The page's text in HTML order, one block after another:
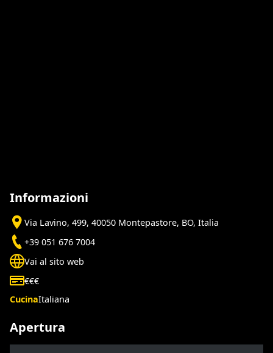
Informazioni
Via Lavino, 499, 40050 Montepastore, BO, Italia
+39 051 676 7004
Vai al sito web
€€€
CucinaItaliana
Apertura